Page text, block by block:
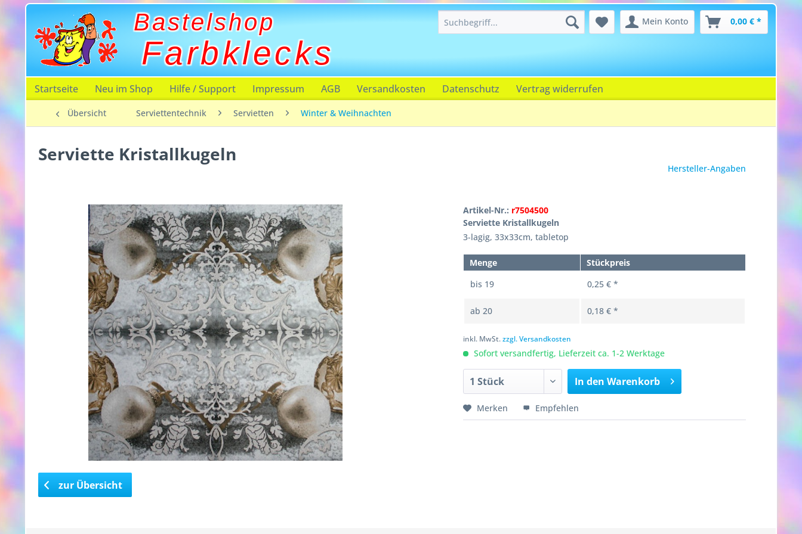
Bastelshop
Farbklecks
Mein Konto 0,00 € *
Startseite Neu im Shop Hilfe / Support Impressum AGB Versandkosten Datenschutz Vertrag widerrufen
Übersicht Serviettentechnik Servietten Winter & Weihnachten
Serviette Kristallkugeln
Hersteller-Angaben
Artikel-Nr.: r7504500
Serviette Kristallkugeln
3-lagig, 33x33cm, tabletop
Menge
Stückpreis
bis 19 0,25 € *
ab 20 0,18 € *
inkl. MwSt.zzgl. Versandkosten
Sofort versandfertig, Lieferzeit ca. 1-2 Werktage
In den Warenkorb
Merken Empfehlen
zur Übersicht